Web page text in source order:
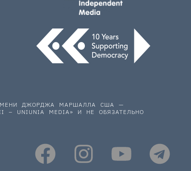
ИМЕНИ ДЖОРДЖА МАРШАЛЛА США —
– UNIUNIA MEDIA» И НЕ ОБЯЗАТЕЛЬНО